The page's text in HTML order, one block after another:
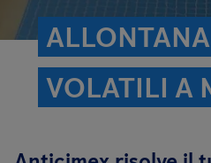
VOLATILI A